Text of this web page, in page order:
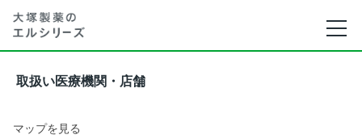
取扱い医療機関・店舗
マップを見る